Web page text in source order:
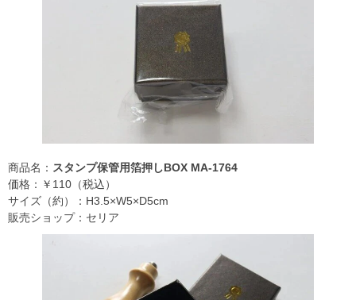
商品名： スタンプ保管用箔押しBOX MA-1764
価格：￥110（税込）
サイズ（約）：H3.5×W5×D5cm
販売ショップ：セリア